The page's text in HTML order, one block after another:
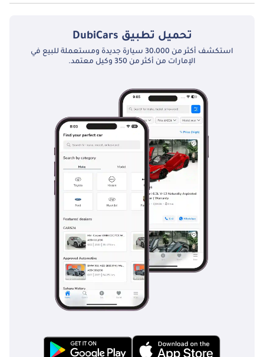
نعم توفر جاكو J8 لاكشري فتحة السقف كخيار.
تحميل تطبيق DubiCars
استكشف أكثر من 30،000 سيارة جديدة ومستعملة للبيع في
الإمارات من أكثر من 350 وكيل معتمد.